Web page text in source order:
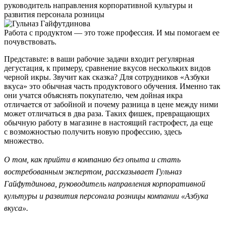
руководитель направления корпоративной культуры и
развития персонала розницы
Работа с продуктом — это тоже профессия. И мы помогаем ее
почувствовать.
Представьте: в ваши рабочие задачи входит регулярная
дегустация, к примеру, сравнение вкусов нескольких видов
черной икры. Звучит как сказка? Для сотрудников «Азбуки
вкуса» это обычная часть продуктового обучения. Именно так
они учатся объяснять покупателю, чем дойная икра
отличается от забойной и почему разница в цене между ними
может отличаться в два раза. Таких фишек, превращающих
обычную работу в магазине в настоящий гастрофест, да еще
с возможностью получить новую профессию, здесь
множество.
О том, как прийти в компанию без опыта и стать
востребованным экспертом, рассказывает Гульназ
Гайфутдинова, руководитель направления корпоративной
культуры и развития персонала розницы компании «Азбука
вкуса».